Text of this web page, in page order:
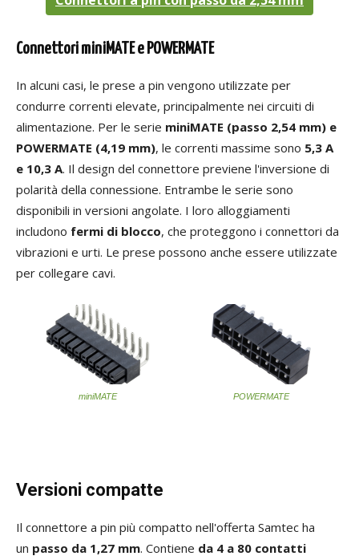
Connettori miniMATE e POWERMATE
In alcuni casi, le prese a pin vengono utilizzate per
condurre correnti elevate, principalmente nei circuiti di
alimentazione. Per le serie miniMATE (passo 2,54 mm) e
POWERMATE (4,19 mm), le correnti massime sono 5,3 A
e 10,3 A. Il design del connettore previene l'inversione di
polarità della connessione. Entrambe le serie sono
disponibili in versioni angolate. I loro alloggiamenti
includono fermi di blocco, che proteggono i connettori da
vibrazioni e urti. Le prese possono anche essere utilizzate
per collegare cavi.
miniMATE POWERMATE
Versioni compatte
Il connettore a pin più compatto nell'offerta Samtec ha
un passo da 1,27 mm. Contiene da 4 a 80 contatti